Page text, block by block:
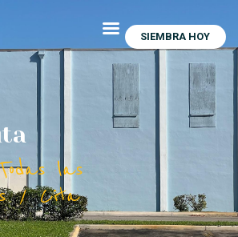
SIEMBRA HOY
las
Cita
MEMBRESIA
FAMILIARES
EL